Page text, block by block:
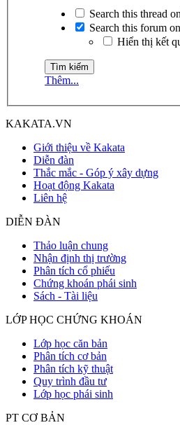
Search this thread
Search this forum
Hiển thị kết
Thêm...
KAKATA.VN
Giới thiệu về Kakata
Diễn đàn
Thắc mắc - Góp ý xây dựng
Hoạt động Kakata
Liên hệ
DIỄN ĐÀN
Thảo luận chung
Nhận định thị trường
Phân tích cổ phiếu
Chứng khoán phái sinh
Sách - Tài liệu
LỚP HỌC CHỨNG KHOÁN
Lớp học căn bản
Phân tích cơ bản
Phân tích kỹ thuật
Quy trình đầu tư
Lớp học phái sinh
PT CƠ BẢN